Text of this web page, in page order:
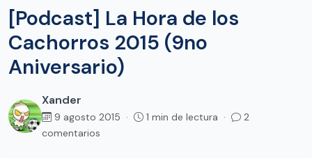
[Podcast] La Hora de los
Cachorros 2015 (9no
Aniversario)
Xander
9 agosto 2015 · 1 min de lectura ·
2
comentarios